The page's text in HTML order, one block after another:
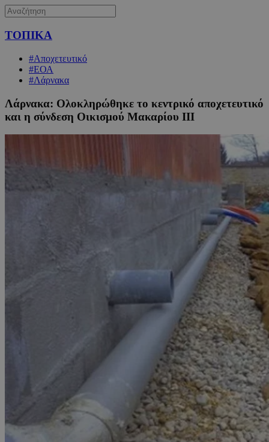
ΤΟΠΙΚΑ
#Αποχετευτικό
#ΕΟΑ
#Λάρνακα
Λάρνακα: Ολοκληρώθηκε το κεντρικό αποχετευτικό
και η σύνδεση Οικισμού Μακαρίου ΙΙΙ